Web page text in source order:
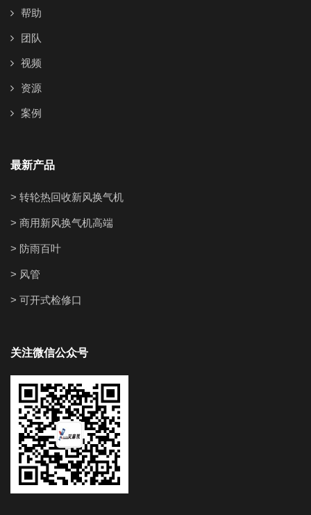
帮助
团队
视频
资源
案例
最新产品
> 转轮热回收新风换气机
> 商用新风换气机高端
> 防雨百叶
> 风管
> 可开式检修口
关注微信公众号